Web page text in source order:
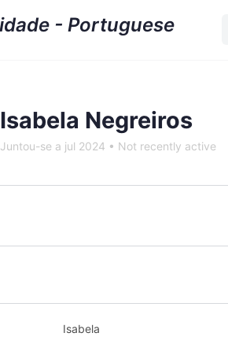
Isabela Negreiros
Juntou-se a jul 2024 • Not recently active
Isabela